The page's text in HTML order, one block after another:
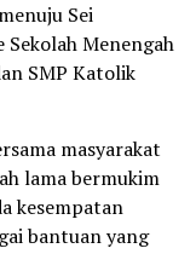
Sei
Menengah
SMP Katolik
masyarakat
lama bermukim
kesempatan
bantuan yang